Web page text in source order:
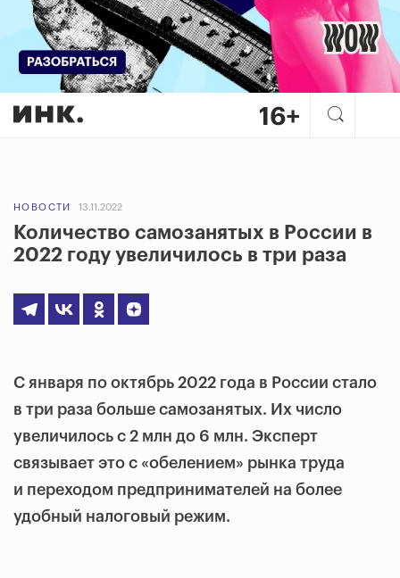
НОВОСТИ 13.11.2022
Количество самозанятых в России в
2022 году увеличилось в три раза
С января по октябрь 2022 года в России стало
в три раза больше самозанятых. Их число
увеличилось с 2 млн до 6 млн. Эксперт
связывает это с «обелением» рынка труда
и переходом предпринимателей на более
удобный налоговый режим.